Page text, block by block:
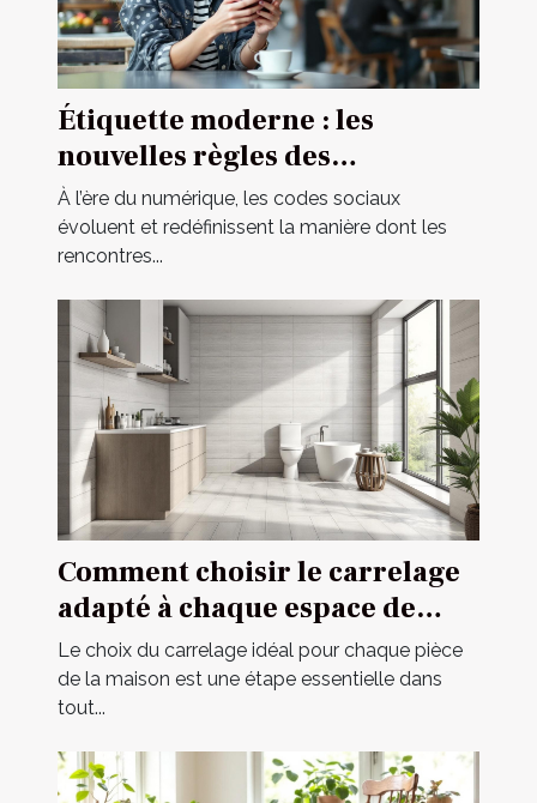
Étiquette moderne : les
nouvelles règles des
rencontres occasionnelles
À l’ère du numérique, les codes sociaux
évoluent et redéfinissent la manière dont les
rencontres...
Comment choisir le carrelage
adapté à chaque espace de
votre maison ?
Le choix du carrelage idéal pour chaque pièce
de la maison est une étape essentielle dans
tout...